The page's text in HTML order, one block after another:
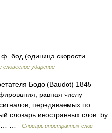
бод (единица скорости
словесное ударение
Бодо (Baudot) 1845
равная числу
передаваемых по
словарь иностранных слов. by
…
Словарь иностранных слов